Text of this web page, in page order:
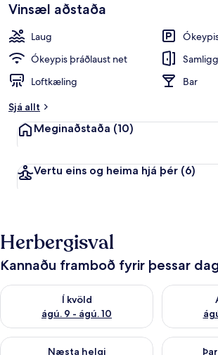
Vinsæl aðstaða
Laug
Ókeypis þráðlaust net
Loftkæling
Bar
Sjá allt
Meginaðstaða (10)
Vertu eins og heima hjá þér (6)
Herbergisval
Kannaðu framboð fyrir þessar
Í kvöld
ágú. 9 - ágú. 10
Athuga framboð í kvöld ágú. 9 - ágú. 10
Athuga
Næsta helgi
Athuga framboð næstu helgi ágú. 14 - ágú.
Athuga